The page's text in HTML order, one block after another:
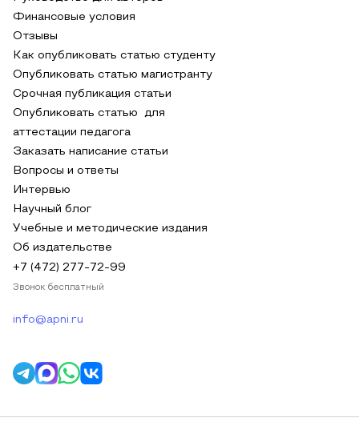
Финансовые условия
Отзывы
Как опубликовать статью студенту
Опубликовать статью магистранту
Срочная публикация статьи
Опубликовать статью для
аттестации педагога
Заказать написание статьи
Вопросы и ответы
Интервью
Научный блог
Учебные и методические издания
Об издательстве
+7 (472) 277-72-99
Звонок бесплатный
info@apni.ru